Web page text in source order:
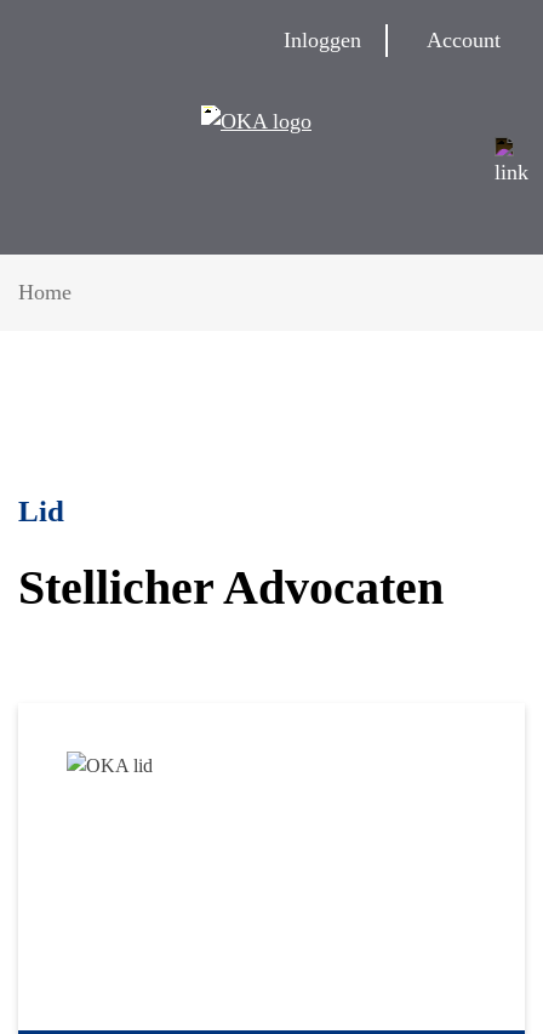
Inloggen Account
Home
Lid
Stellicher Advocaten